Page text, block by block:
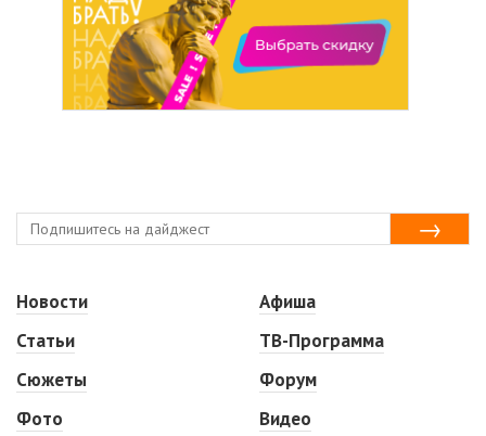
Новости
Статьи
Сюжеты
Фото
Афиша
ТВ-Программа
Форум
Видео